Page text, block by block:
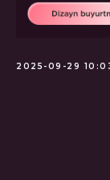
2025-09-29